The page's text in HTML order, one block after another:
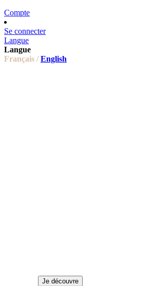
Compte
Se connecter
Langue
Langue
Français / English
Je découvre